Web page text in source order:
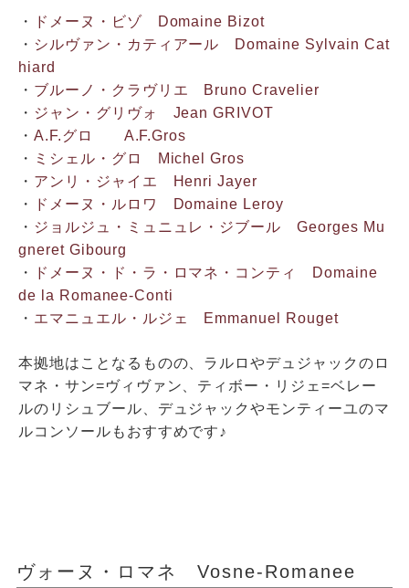
・
ドメーヌ・ビゾ Domaine Bizot
・ シルヴァン・カティアール Domaine Sylvain Cat
hiard
・ ブルーノ・クラヴリエ Bruno Cravelier
・ ジャン・グリヴォ Jean GRIVOT
・ A.F.グロ A.F.Gros
・
ミシェル・グロ Michel Gros
・ アンリ・ジャイエ Henri Jayer
・
ドメーヌ・ルロワ Domaine Leroy
・ ジョルジュ・ミュニュレ・ジブール Georges Mu
gneret Gibourg
・
ドメーヌ・ド・ラ・ロマネ・コンティ Domaine
de la Romanee-Conti
・ エマニュエル・ルジェ Emmanuel Rouget
本拠地はことなるものの、ラルロやデュジャックのロ
マネ・サン=ヴィヴァン、ティボー・リジェ=ベレー
ルのリシュブール、デュジャックやモンティーユのマ
ルコンソールもおすすめです♪
ヴォーヌ・ロマネ Vosne-Romanee